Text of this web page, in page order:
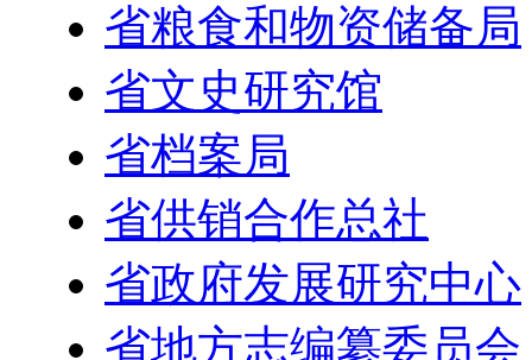
省粮食和物资储备局
省文史研究馆
省档案局
省供销合作总社
省政府发展研究中心
省地方志编纂委员会